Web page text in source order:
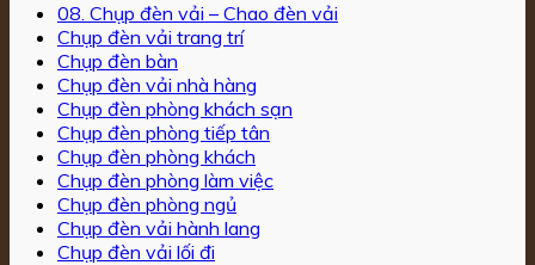
08. Chụp đèn vải – Chao đèn vải
Chụp đèn vải trang trí
Chụp đèn bàn
Chụp đèn vải nhà hàng
Chụp đèn phòng khách sạn
Chụp đèn phòng tiếp tân
Chụp đèn phòng khách
Chụp đèn phòng làm việc
Chụp đèn phòng ngủ
Chụp đèn vải hành lang
Chụp đèn vải lối đi